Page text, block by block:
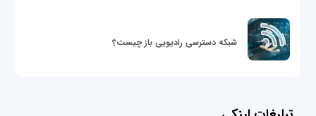
شبکه دسترسی رادیویی باز چیست؟